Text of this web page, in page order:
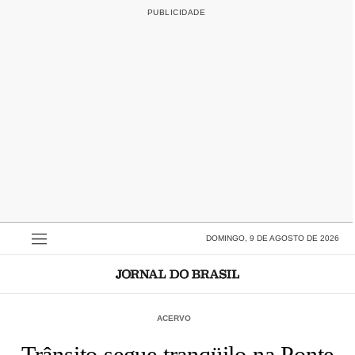
DOMINGO, 9 DE AGOSTO DE 2026
ACERVO